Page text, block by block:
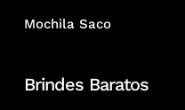
Mochila Saco
Brindes Baratos